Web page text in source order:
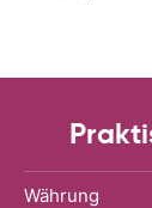
Währung